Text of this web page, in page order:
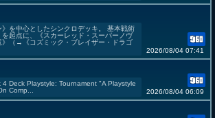
》を中心としたシンクロデッキ。 基本戦術
を起点に、《スカーレッド・スーパーノヴ
》（→《コズミック・ブレイザー・ドラゴ
2026/08/04 07:41
Deck Playstyle: Tournament "A Playstyle
Comp...
2026/08/04 06:09